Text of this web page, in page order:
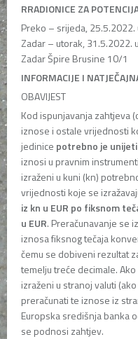
RRADIONICE ZA
Preko – srijeda, 25.5.2022.
Zadar – utorak, 31.5.2022.
Zadar Špire Brusine 10/1
INFORMACIJE I
OBAVIJEST
Kod ispunjavanja zahtjeva
iznose i ostale vrijednosti
jedinice potrebno je unijeti
iznosi u pravnim
izraženi u kuni (kn)
vrijednosti koje se
iz kn u EUR po fiksnom
u EUR. Preračunavanje se
iznosa fiksnog tečaja
čemu se dobiveni rezultat
temelju treće decimale.
izraženi u stranoj valuti
preračunati te iznose iz
Europska središnja banka
se podnosi zahtjev.